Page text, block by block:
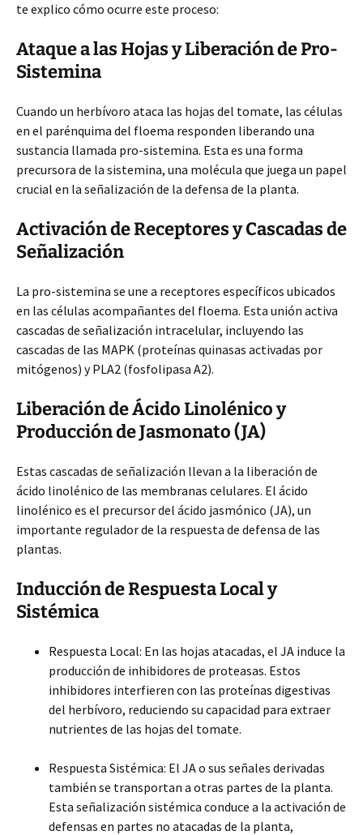
te explico cómo ocurre este proceso:
Ataque a las Hojas y Liberación de Pro-
Sistemina
Cuando un herbívoro ataca las hojas del tomate, las células
en el parénquima del floema responden liberando una
sustancia llamada pro-sistemina. Esta es una forma
precursora de la sistemina, una molécula que juega un papel
crucial en la señalización de la defensa de la planta.
Activación de Receptores y Cascadas de
Señalización
La pro-sistemina se une a receptores específicos ubicados
en las células acompañantes del floema. Esta unión activa
cascadas de señalización intracelular, incluyendo las
cascadas de las MAPK (proteínas quinasas activadas por
mitógenos) y PLA2 (fosfolipasa A2).
Liberación de Ácido Linolénico y
Producción de Jasmonato (JA)
Estas cascadas de señalización llevan a la liberación de
ácido linolénico de las membranas celulares. El ácido
linolénico es el precursor del ácido jasmónico (JA), un
importante regulador de la respuesta de defensa de las
plantas.
Inducción de Respuesta Local y
Sistémica
Respuesta Local: En las hojas atacadas, el JA induce la
producción de inhibidores de proteasas. Estos
inhibidores interfieren con las proteínas digestivas
del herbívoro, reduciendo su capacidad para extraer
nutrientes de las hojas del tomate.
Respuesta Sistémica: El JA o sus señales derivadas
también se transportan a otras partes de la planta.
Esta señalización sistémica conduce a la activación de
defensas en partes no atacadas de la planta,